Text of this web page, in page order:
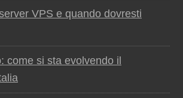
VPS e quando dovresti
come si sta evolvendo il